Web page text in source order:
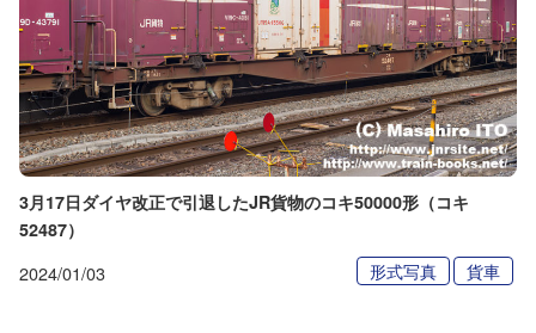
3月17日ダイヤ改正で引退したJR貨物のコキ50000形（コキ
52487）
2024/01/03 形式写真 貨車